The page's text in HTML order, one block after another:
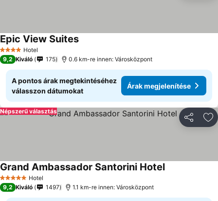
4 KategóriaHotel
Epic View SuitesÁrak megjelenítése
9,2 Kiváló 175 0.6 km-re innen: Városközpont
A pontos árak megtekintéséhez
válasszon dátumokat
Árak megjelenítése
Népszerű választás
5 KategóriaHotel
Grand Ambassador Santorini HotelÁrak
9,2 Kiváló 1497 1.1 km-re innen: Városközpont